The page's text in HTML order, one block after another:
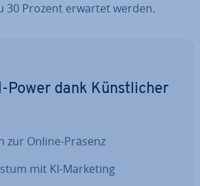
30 Prozent erwartet werden.
Power dank Künst­li­cher
zur Online-Präsenz
mit KI-Marketing